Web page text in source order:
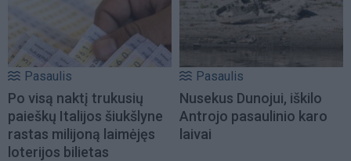
Pasaulis
Po visą naktį trukusių
paieškų Italijos šiukšlyne
rastas milijoną laimėjęs
loterijos bilietas
Pasaulis
Nusekus Dunojui, iškilo
Antrojo pasaulinio karo
laivai